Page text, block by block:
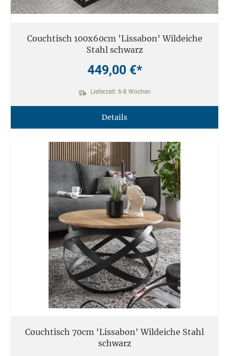
Couchtisch 100x60cm 'Lissabon' Wildeiche
Stahl schwarz
449,00 €*
Lieferzeit: 6-8 Wochen
Details
Couchtisch 70cm 'Lissabon' Wildeiche Stahl
schwarz